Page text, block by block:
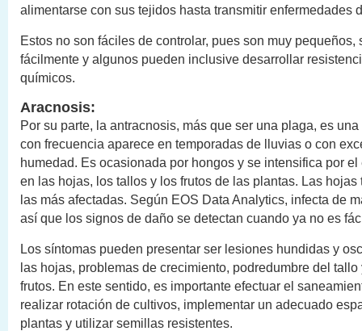
alimentarse con sus tejidos hasta transmitir enfermedades
Estos no son fáciles de controlar, pues son muy pequeños,
fácilmente y algunos pueden inclusive desarrollar
químicos.
Aracnosis:
Por su parte, la antracnosis, más que ser una plaga, es
con frecuencia aparece en temporadas de lluvias o con
humedad. Es ocasionada por hongos y se intensifica por
en las hojas, los tallos y los frutos de las plantas. Las hojas
las más afectadas. Según EOS Data Analytics, infecta de
así que los signos de daño se detectan cuando ya no es
Los síntomas pueden presentar ser lesiones hundidas y
las hojas, problemas de crecimiento, podredumbre del tallo
frutos. En este sentido, es importante efectuar el
realizar rotación de cultivos, implementar un adecuado
plantas y utilizar semillas resistentes.